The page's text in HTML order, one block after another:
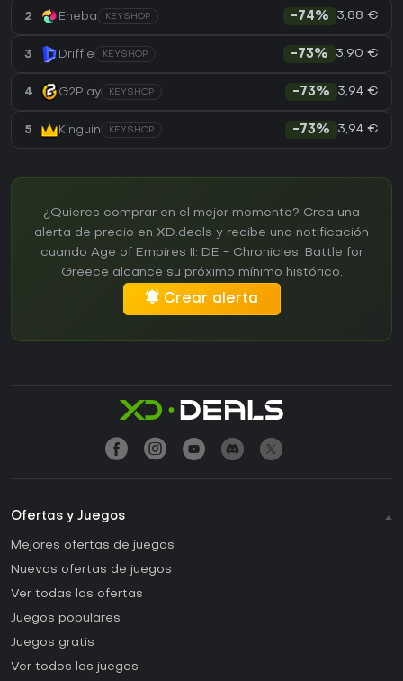
2 Eneba KEYSHOP -74% 3,88 €
3 Driffle KEYSHOP -73% 3,90 €
4 G2Play KEYSHOP -73% 3,94 €
5 Kinguin KEYSHOP -73% 3,94 €
¿Quieres comprar en el mejor momento? Crea una
alerta de precio en XD.deals y recibe una notificación
cuando Age of Empires II: DE - Chronicles: Battle for
Greece alcance su próximo mínimo histórico.
Crear alerta
Ofertas y Juegos
Mejores ofertas de juegos
Nuevas ofertas de juegos
Ver todas las ofertas
Juegos populares
Juegos gratis
Ver todos los juegos